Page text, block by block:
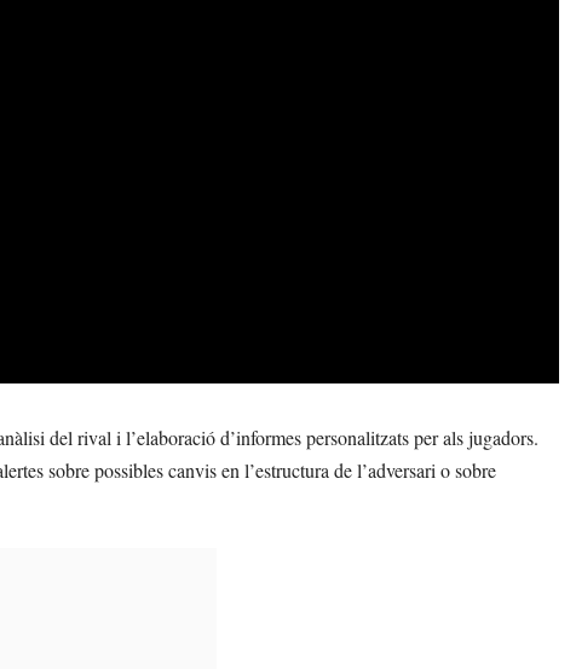
del rival i l’elaboració d’informes personalitzats per als jugadors.
sobre possibles canvis en l’estructura de l’adversari o sobre